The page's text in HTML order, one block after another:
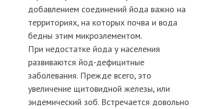
добавлением соединений йода важно на
территориях, на которых почва и вода
бедны этим микроэлементом.
При недостатке йода у населения
развиваются йод-дефицитные
заболевания. Прежде всего, это
увеличение щитовидной железы, или
эндемический зоб. Встречается довольно